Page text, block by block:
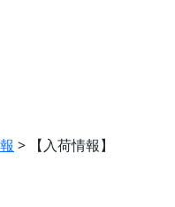
>
【入荷情報】